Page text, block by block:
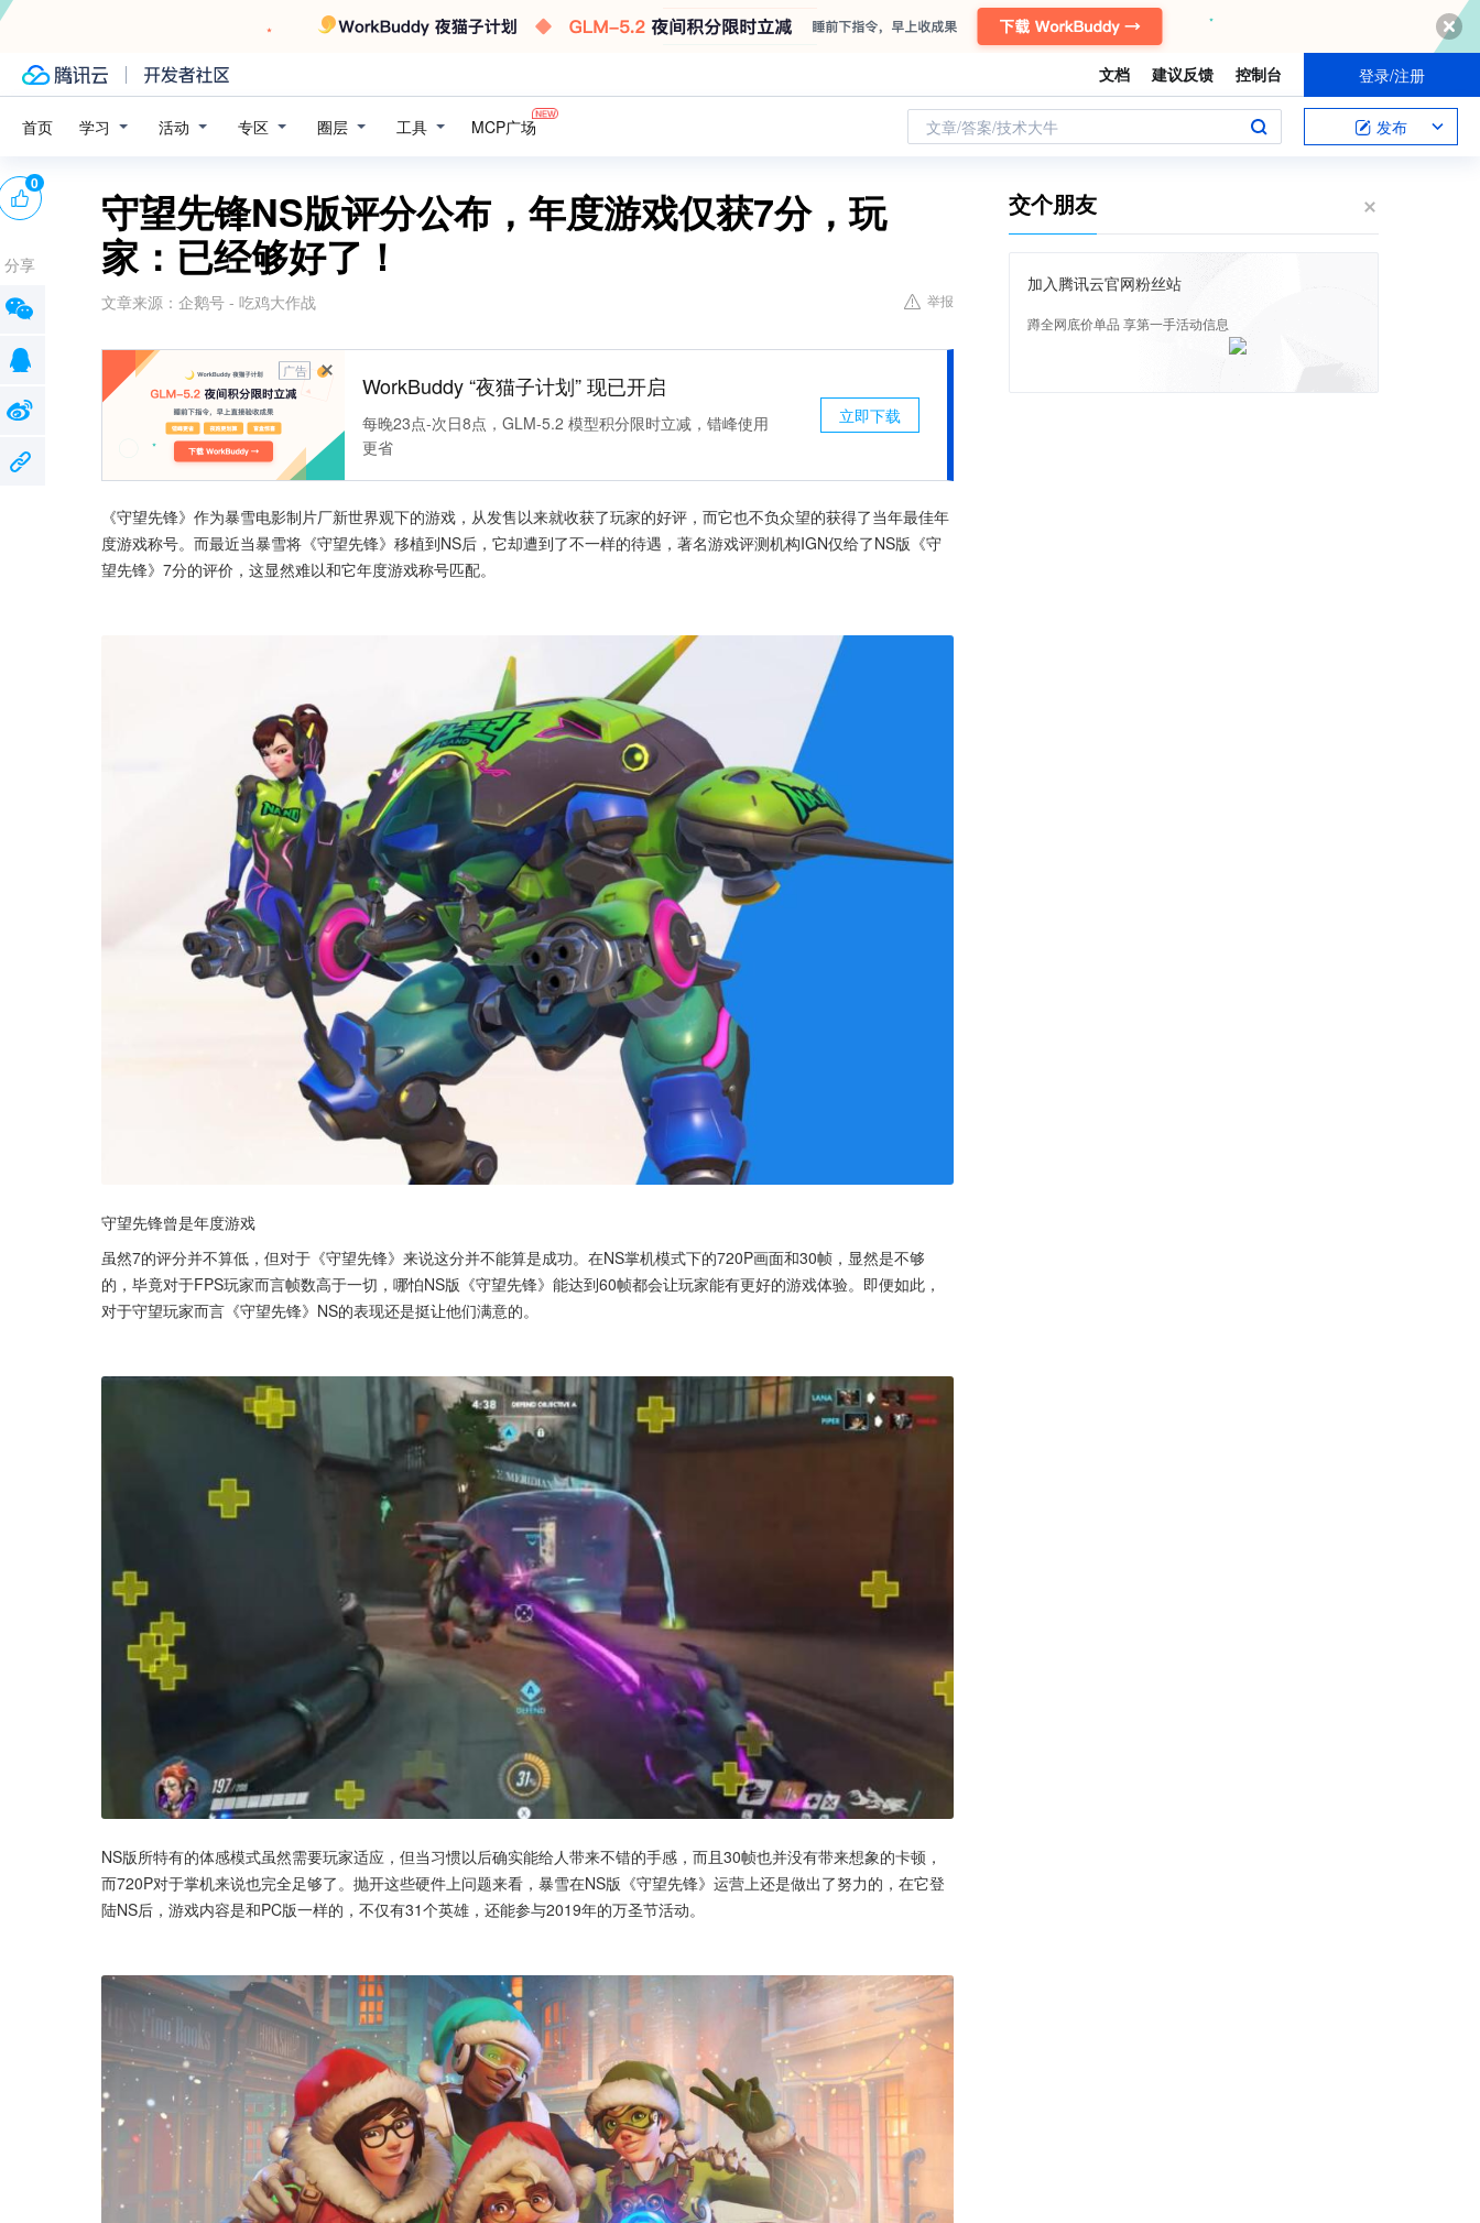
文档 建议反馈 控制台 登录/注册
首页 学习 活动 专区 圈层 工具 MCP广场 文章/答案/技术大牛 发布
守望先锋NS版评分公布，年度游戏仅获7分，玩
家：已经够好了！
文章来源： 企鹅号 - 吃鸡大作战 举报
广告
WorkBuddy “夜猫子计划” 现已开启
每晚23点-次日8点，GLM-5.2 模型积分限时立减，错峰使用
更省
立即下载
《守望先锋》作为暴雪电影制片厂新世界观下的游戏，从发售以来就收获了玩家的好评，而它也不负众望的获得了当年最佳年
度游戏称号。而最近当暴雪将《守望先锋》移植到NS后，它却遭到了不一样的待遇，著名游戏评测机构IGN仅给了NS版《守
望先锋》7分的评价，这显然难以和它年度游戏称号匹配。
守望先锋曾是年度游戏
虽然7的评分并不算低，但对于《守望先锋》来说这分并不能算是成功。在NS掌机模式下的720P画面和30帧，显然是不够
的，毕竟对于FPS玩家而言帧数高于一切，哪怕NS版《守望先锋》能达到60帧都会让玩家能有更好的游戏体验。即便如此，
对于守望玩家而言《守望先锋》NS的表现还是挺让他们满意的。
NS版所特有的体感模式虽然需要玩家适应，但当习惯以后确实能给人带来不错的手感，而且30帧也并没有带来想象的卡顿，
而720P对于掌机来说也完全足够了。抛开这些硬件上问题来看，暴雪在NS版《守望先锋》运营上还是做出了努力的，在它登
陆NS后，游戏内容是和PC版一样的，不仅有31个英雄，还能参与2019年的万圣节活动。
0
分享
交个朋友
加入腾讯云官网粉丝站
蹲全网底价单品 享第一手活动信息